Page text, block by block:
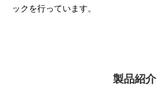
ックを行っています。
製品紹介